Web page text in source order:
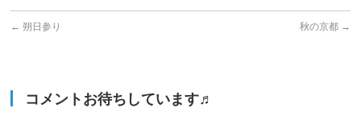
← 朔日参り 秋の京都 →
コメントお待ちしています♬